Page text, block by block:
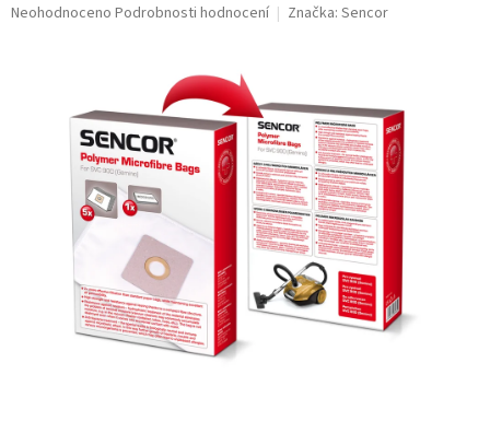
Průměrné
hvězdiček.
Neohodnoceno Podrobnosti hodnocení Značka: Sencor